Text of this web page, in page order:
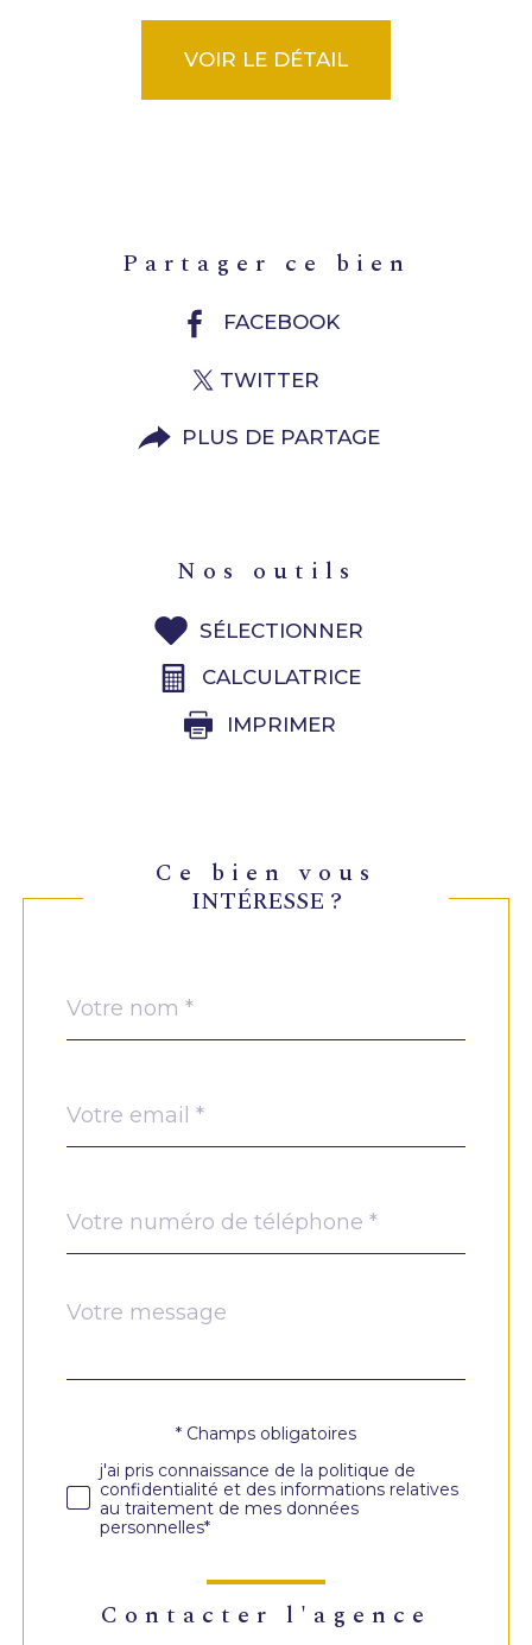
VOIR LE DÉTAIL
partager ce bien
FACEBOOK
TWITTER
PLUS DE PARTAGE
nos outils
SÉLECTIONNER
CALCULATRICE
IMPRIMER
ce bien vous
INTÉRESSE ?
par
*
*
*
Fieldset
défaut
Message
*
Validation* Champs obligatoires
j'ai pris connaissance de la politique de
confidentialité et des informations relatives
au traitement de mes données
personnelles*
contacter l'agence